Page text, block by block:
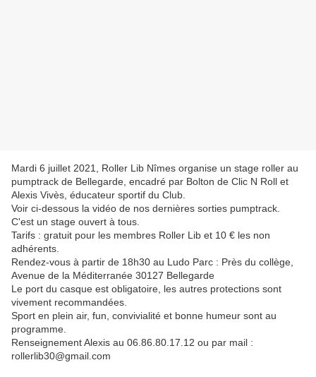
Mardi 6 juillet 2021, Roller Lib Nîmes organise un stage roller au
pumptrack de Bellegarde, encadré par Bolton de Clic N Roll et
Alexis Vivès, éducateur sportif du Club.
Voir ci-dessous la vidéo de nos dernières sorties pumptrack.
C'est un stage ouvert à tous.
Tarifs : gratuit pour les membres Roller Lib et 10 € les non
adhérents.
Rendez-vous à partir de 18h30 au Ludo Parc : Près du collège,
Avenue de la Méditerranée 30127 Bellegarde
Le port du casque est obligatoire, les autres protections sont
vivement recommandées.
Sport en plein air, fun, convivialité et bonne humeur sont au
programme.
Renseignement Alexis au 06.86.80.17.12 ou par mail :
rollerlib30@gmail.com